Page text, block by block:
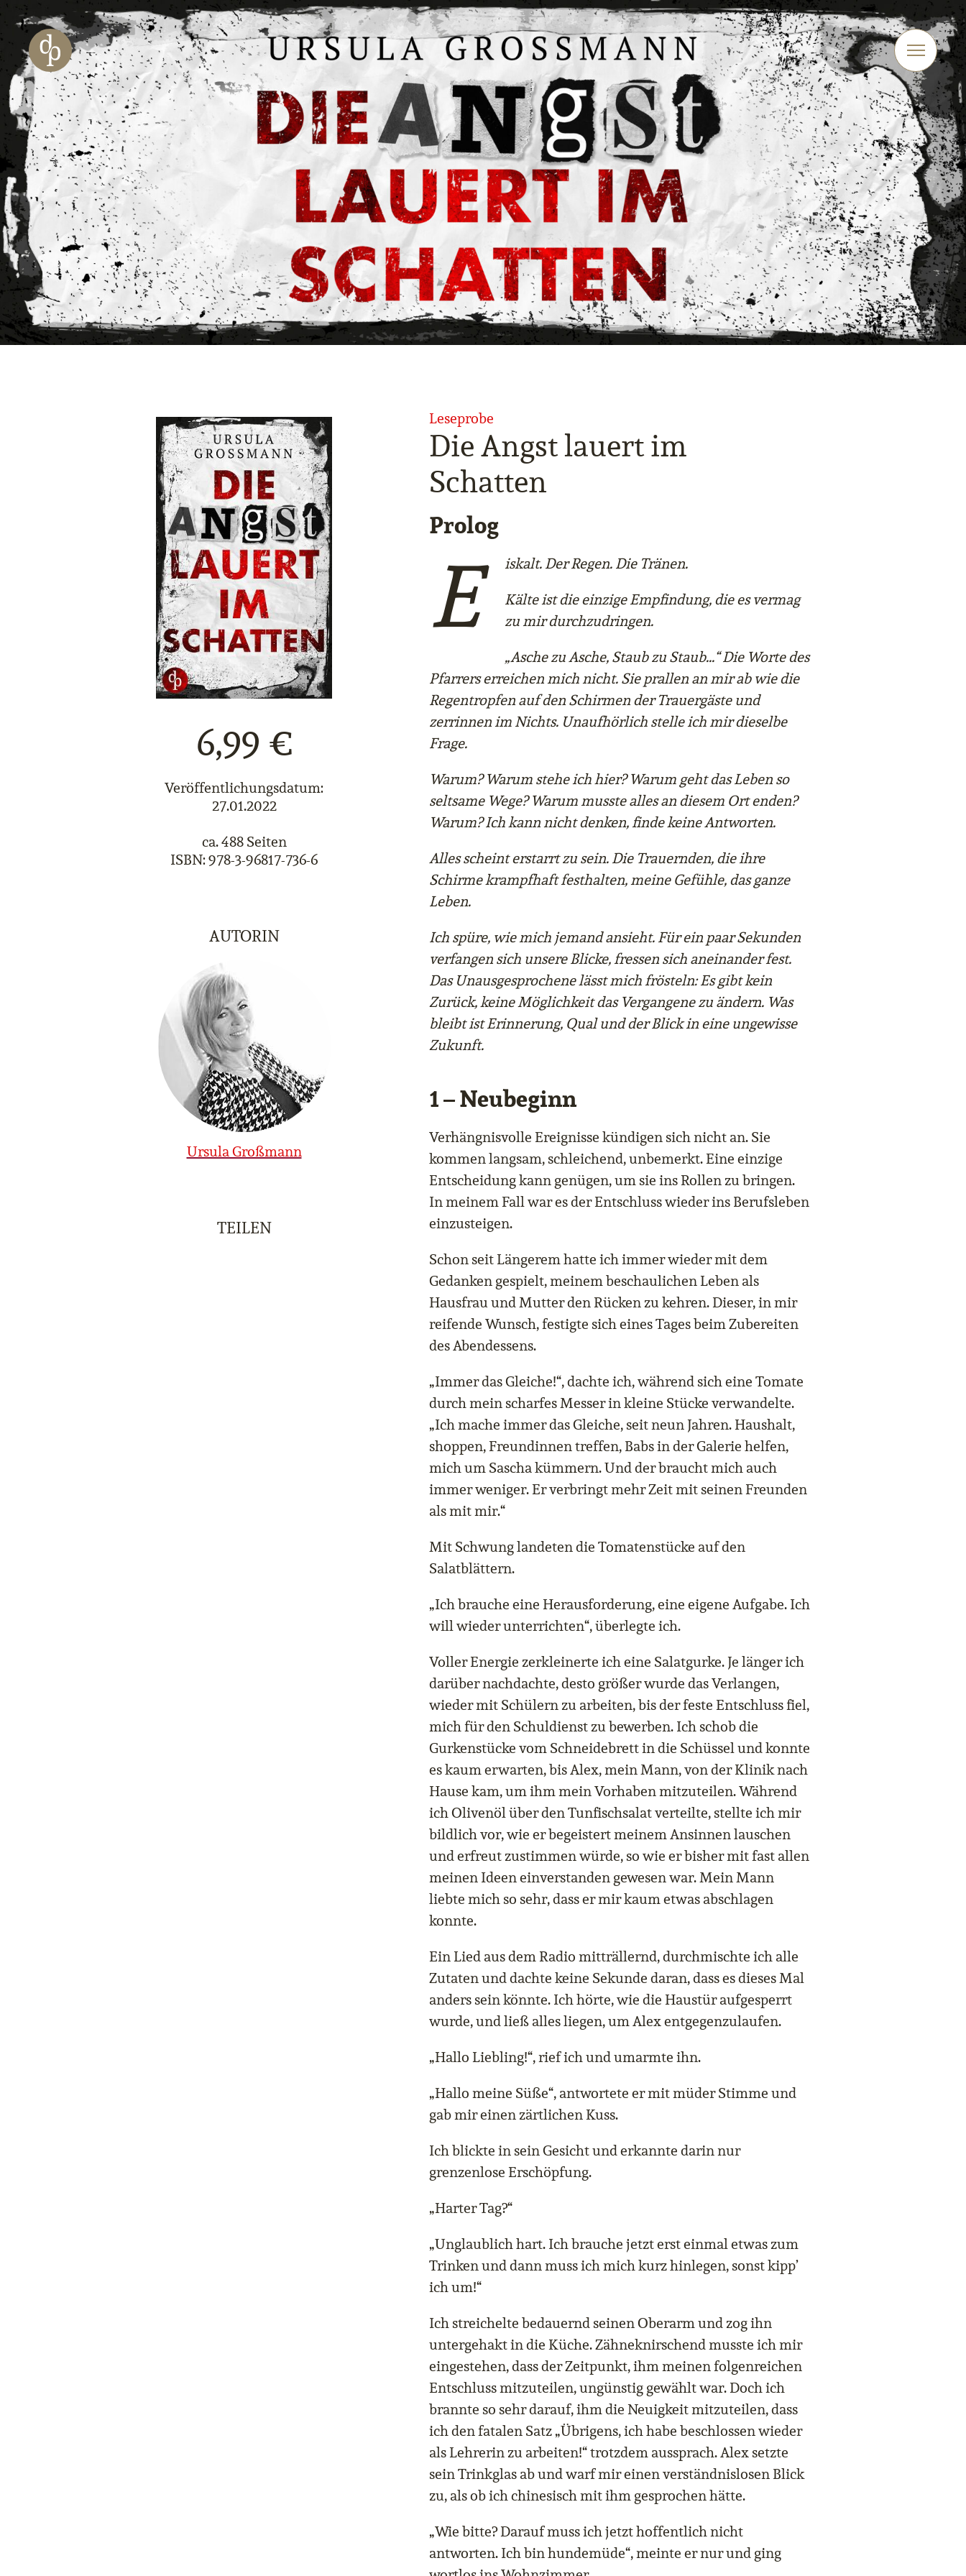
Zum Haupt-Inhalt springen
Zur Navigation springen
Zur Website-Suche springen
6,99 €
Veröffentlichungsdatum:
27.01.2022
ca. 488 Seiten
ISBN: 978-3-96817-736-6
AUTORIN
Ursula Großmann
TEILEN
Leseprobe
Die Angst lauert im
Schatten
Prolog
E
iskalt. Der Regen. Die Tränen.
Kälte ist die einzige Empfindung, die es vermag
zu mir durchzudringen.
„Asche zu Asche, Staub zu Staub...“ Die Worte des
Pfarrers erreichen mich nicht. Sie prallen an mir ab wie die
Regentropfen auf den Schirmen der Trauergäste und
zerrinnen im Nichts. Unaufhörlich stelle ich mir dieselbe
Frage.
Warum? Warum stehe ich hier? Warum geht das Leben so
seltsame Wege? Warum musste alles an diesem Ort enden?
Warum? Ich kann nicht denken, finde keine Antworten.
Alles scheint erstarrt zu sein. Die Trauernden, die ihre
Schirme krampfhaft festhalten, meine Gefühle, das ganze
Leben.
Ich spüre, wie mich jemand ansieht. Für ein paar Sekunden
verfangen sich unsere Blicke, fressen sich aneinander fest.
Das Unausgesprochene lässt mich frösteln: Es gibt kein
Zurück, keine Möglichkeit das Vergangene zu ändern. Was
bleibt ist Erinnerung, Qual und der Blick in eine ungewisse
Zukunft.
1 – Neubeginn
Verhängnisvolle Ereignisse kündigen sich nicht an. Sie
kommen langsam, schleichend, unbemerkt. Eine einzige
Entscheidung kann genügen, um sie ins Rollen zu bringen.
In meinem Fall war es der Entschluss wieder ins Berufsleben
einzusteigen.
Schon seit Längerem hatte ich immer wieder mit dem
Gedanken gespielt, meinem beschaulichen Leben als
Hausfrau und Mutter den Rücken zu kehren. Dieser, in mir
reifende Wunsch, festigte sich eines Tages beim Zubereiten
des Abendessens.
„Immer das Gleiche!“, dachte ich, während sich eine Tomate
durch mein scharfes Messer in kleine Stücke verwandelte.
„Ich mache immer das Gleiche, seit neun Jahren. Haushalt,
shoppen, Freundinnen treffen, Babs in der Galerie helfen,
mich um Sascha kümmern. Und der braucht mich auch
immer weniger. Er verbringt mehr Zeit mit seinen Freunden
als mit mir.“
Mit Schwung landeten die Tomatenstücke auf den
Salatblättern.
„Ich brauche eine Herausforderung, eine eigene Aufgabe. Ich
will wieder unterrichten“, überlegte ich.
Voller Energie zerkleinerte ich eine Salatgurke. Je länger ich
darüber nachdachte, desto größer wurde das Verlangen,
wieder mit Schülern zu arbeiten, bis der feste Entschluss fiel,
mich für den Schuldienst zu bewerben. Ich schob die
Gurkenstücke vom Schneidebrett in die Schüssel und konnte
es kaum erwarten, bis Alex, mein Mann, von der Klinik nach
Hause kam, um ihm mein Vorhaben mitzuteilen. Während
ich Olivenöl über den Tunfischsalat verteilte, stellte ich mir
bildlich vor, wie er begeistert meinem Ansinnen lauschen
und erfreut zustimmen würde, so wie er bisher mit fast allen
meinen Ideen einverstanden gewesen war. Mein Mann
liebte mich so sehr, dass er mir kaum etwas abschlagen
konnte.
Ein Lied aus dem Radio mitträllernd, durchmischte ich alle
Zutaten und dachte keine Sekunde daran, dass es dieses Mal
anders sein könnte. Ich hörte, wie die Haustür aufgesperrt
wurde, und ließ alles liegen, um Alex entgegenzulaufen.
„Hallo Liebling!“, rief ich und umarmte ihn.
„Hallo meine Süße“, antwortete er mit müder Stimme und
gab mir einen zärtlichen Kuss.
Ich blickte in sein Gesicht und erkannte darin nur
grenzenlose Erschöpfung.
„Harter Tag?“
„Unglaublich hart. Ich brauche jetzt erst einmal etwas zum
Trinken und dann muss ich mich kurz hinlegen, sonst kipp’
ich um!“
Ich streichelte bedauernd seinen Oberarm und zog ihn
untergehakt in die Küche. Zähneknirschend musste ich mir
eingestehen, dass der Zeitpunkt, ihm meinen folgenreichen
Entschluss mitzuteilen, ungünstig gewählt war. Doch ich
brannte so sehr darauf, ihm die Neuigkeit mitzuteilen, dass
ich den fatalen Satz „Übrigens, ich habe beschlossen wieder
als Lehrerin zu arbeiten!“ trotzdem aussprach. Alex setzte
sein Trinkglas ab und warf mir einen verständnislosen Blick
zu, als ob ich chinesisch mit ihm gesprochen hätte.
„Wie bitte? Darauf muss ich jetzt hoffentlich nicht
antworten. Ich bin hundemüde“, meinte er nur und ging